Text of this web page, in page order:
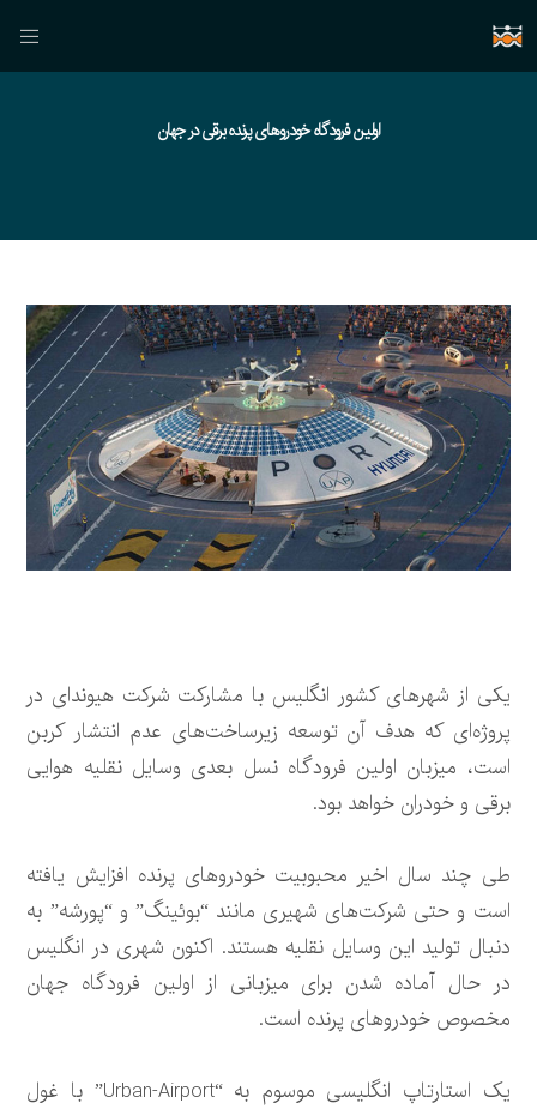
اولین فرودگاه خودروهای پرنده برقی در جهان
یکی از شهرهای کشور انگلیس با مشارکت شرکت هیوندای در
پروژه‌ای که هدف آن توسعه زیرساخت‌های عدم انتشار کربن
است، میزبان اولین فرودگاه نسل بعدی وسایل نقلیه هوایی
برقی و خودران خواهد بود.
طی چند سال اخیر محبوبیت خودروهای پرنده افزایش یافته
است و حتی شرکت‌های شهیری مانند “بوئینگ” و “پورشه” به
دنبال تولید این وسایل نقلیه هستند. اکنون شهری در انگلیس
در حال آماده شدن برای میزبانی از اولین فرودگاه جهان
مخصوص خودروهای پرنده است.
یک استارتاپ انگلیسی موسوم به “Urban-Airport” با غول